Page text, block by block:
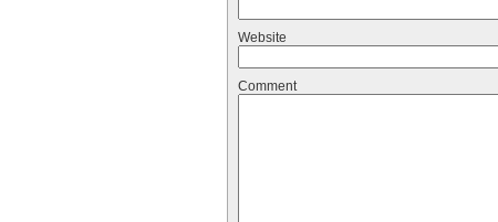
Website
Comment